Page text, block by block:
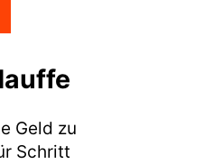
Geld zu
Schritt